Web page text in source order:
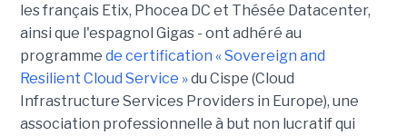
les français Etix, Phocea DC et Thésée Datacenter,
ainsi que l'espagnol Gigas - ont adhéré au
programme de certification « Sovereign and
Resilient Cloud Service »du Cispe (Cloud
Infrastructure Services Providers in Europe), une
association professionnelle à but non lucratif qui